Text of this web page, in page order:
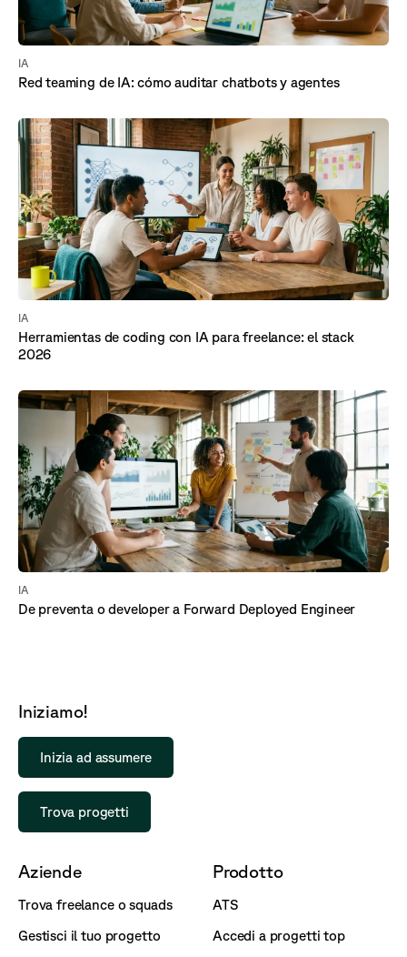
IA
Red teaming de IA: cómo auditar chatbots y agentes
IA
Herramientas de coding con IA para freelance: el stack
2026
IA
De preventa o developer a Forward Deployed Engineer
Iniziamo!
Inizia ad assumere
Trova progetti
Aziende
Trova freelance o squads
Gestisci il tuo progetto
Prodotto
ATS
Accedi a progetti top